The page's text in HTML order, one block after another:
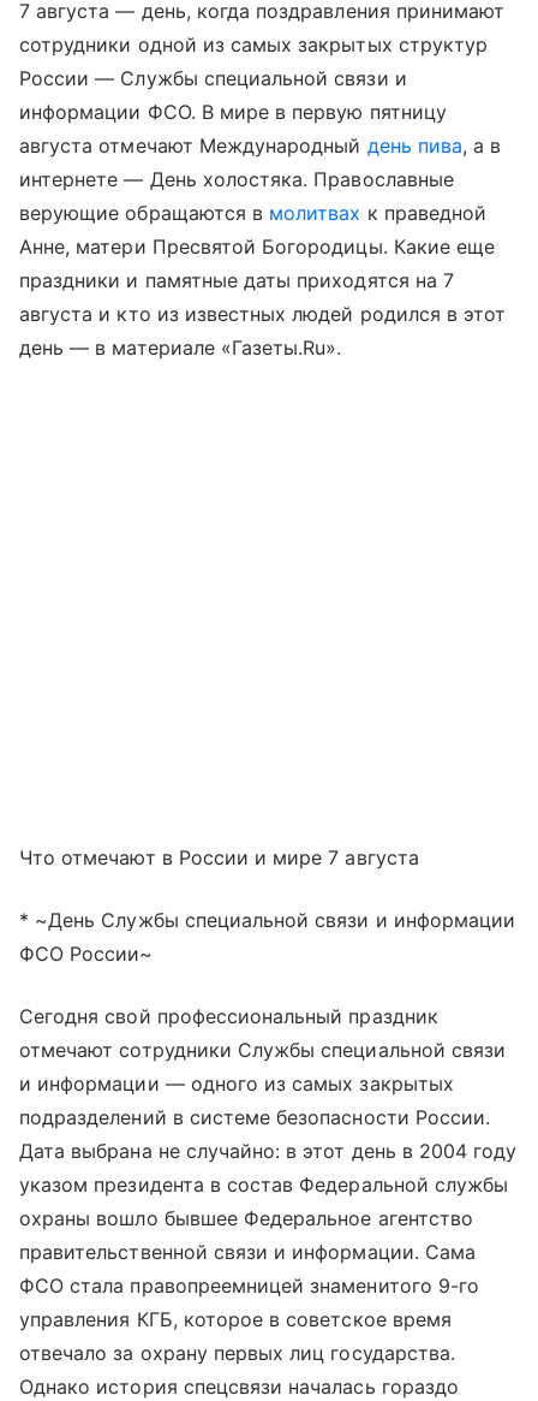
7 августа — день, когда поздравления принимают
сотрудники одной из самых закрытых структур
России — Службы специальной связи и
информации ФСО. В мире в первую пятницу
августа отмечают Международный день пива, а в
интернете — День холостяка. Православные
верующие обращаются в молитвах к праведной
Анне, матери Пресвятой Богородицы. Какие еще
праздники и памятные даты приходятся на 7
августа и кто из известных людей родился в этот
день — в материале «Газеты.Ru».
Что отмечают в России и мире 7 августа
* ~День Службы специальной связи и информации
ФСО России~
Сегодня свой профессиональный праздник
отмечают сотрудники Службы специальной связи
и информации — одного из самых закрытых
подразделений в системе безопасности России.
Дата выбрана не случайно: в этот день в 2004 году
указом президента в состав Федеральной службы
охраны вошло бывшее Федеральное агентство
правительственной связи и информации. Сама
ФСО стала правопреемницей знаменитого 9-го
управления КГБ, которое в советское время
отвечало за охрану первых лиц государства.
Однако история спецсвязи началась гораздо